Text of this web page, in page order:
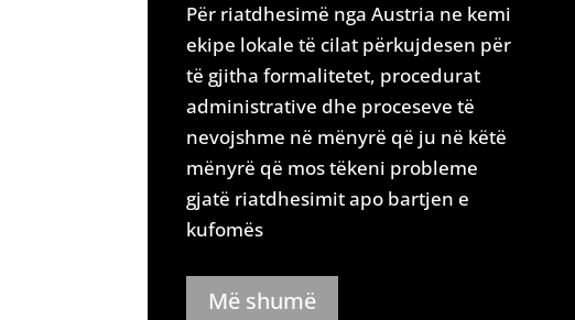
Për riatdhesimë nga Austria ne kemi
ekipe lokale të cilat përkujdesen për
të gjitha formalitetet, procedurat
administrative dhe proceseve të
nevojshme në mënyrë që ju në këtë
mënyrë që mos tëkeni probleme
gjatë riatdhesimit apo bartjen e
kufomës
Më shumë